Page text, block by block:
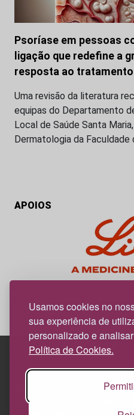
Usamos cookies no
sua experiência de
personalizado e
Política de Cookies.
Psoríase em pessoas
ligação que redefine a
resposta ao tratamento
Uma revisão da literatura
equipas do Departamento
Local de Saúde Santa
Dermatologia da Faculdade
APOIOS
News Farma,
Edif. Lisboa Oriente | Av.
1800-282 Lisboa | Portugal